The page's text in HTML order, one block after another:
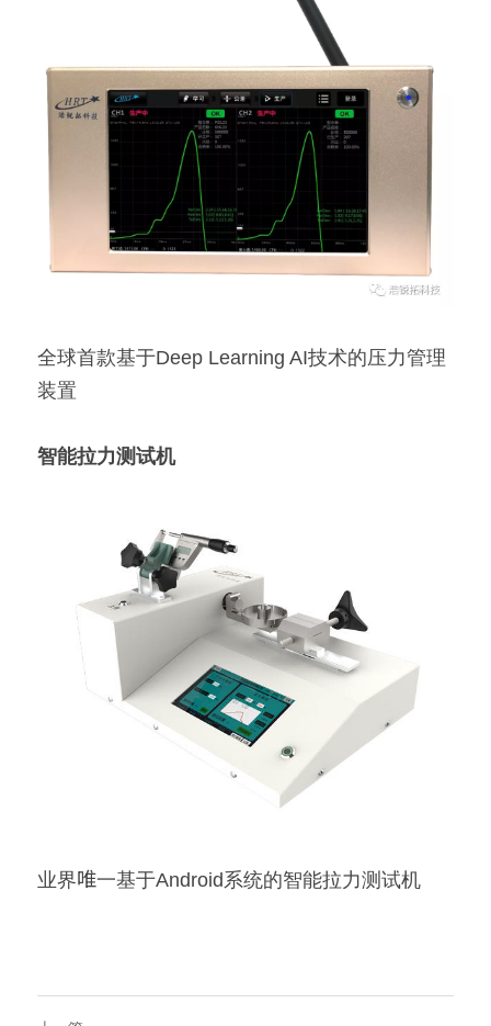
全球首款基于Deep Learning AI技术的压力管理
装置
智能拉力测试机
业界唯一基于Android系统的智能拉力测试机